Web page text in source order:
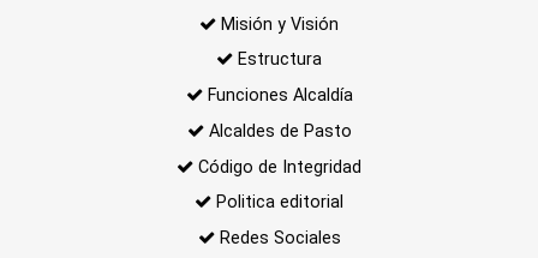
Misión y Visión
Estructura
Funciones Alcaldía
Alcaldes de Pasto
Código de Integridad
Politica editorial
Redes Sociales